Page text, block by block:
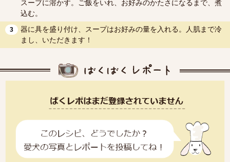
スープに溶かす。ご飯をいれ、お好みのかたさになるまで、煮
込む。
3
器に具を盛り付け、スープはお好みの量を入れる。人肌まで冷
まし、いただきます！